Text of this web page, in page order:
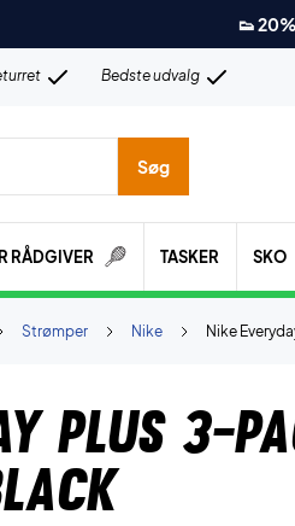
👟
Bedste udvalg
Søg
RÅDGIVER TASKER SKO
Nike
Nike
Strømper
Plus 3-